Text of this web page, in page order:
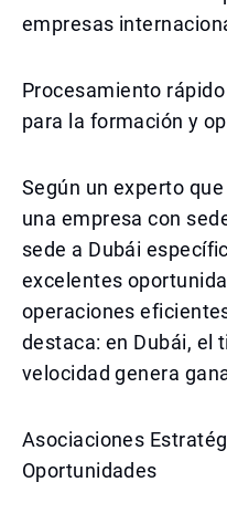
empresas
Procesamiento
para la formación y
Según un experto
una empresa con
sede a Dubái
excelentes
operaciones
destaca: en Dubái, el
velocidad genera
Asociaciones
Oportunidades